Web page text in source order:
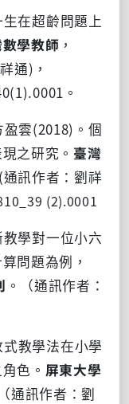
生在超齡問題上
學教師 ，
通) ，
。
雲(2018) 。個
之研究。 臺灣
(通訊作者：劉祥
(2).0001
教學對一位小六
問題為例，
。（通訊作者：
式教學法在小學
色。 屏東大學
通訊作者：劉